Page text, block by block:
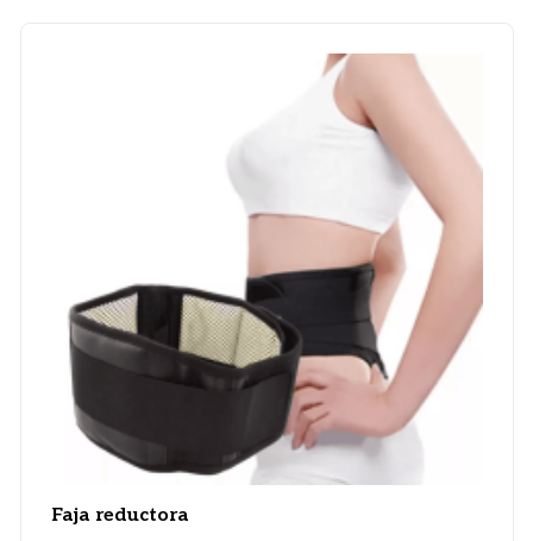
Faja reductora